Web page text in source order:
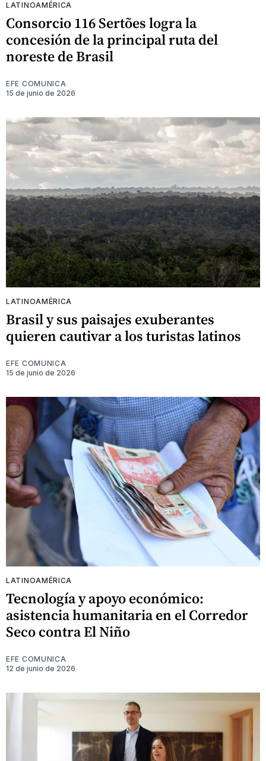
LATINOAMÉRICA
Consorcio 116 Sertões logra la
concesión de la principal ruta del
noreste de Brasil
EFE COMUNICA
15 de junio de 2026
LATINOAMÉRICA
Brasil y sus paisajes exuberantes
quieren cautivar a los turistas latinos
EFE COMUNICA
15 de junio de 2026
LATINOAMÉRICA
Tecnología y apoyo económico:
asistencia humanitaria en el Corredor
Seco contra El Niño
EFE COMUNICA
12 de junio de 2026